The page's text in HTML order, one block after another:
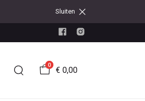
Sluiten
0
€ 0,00